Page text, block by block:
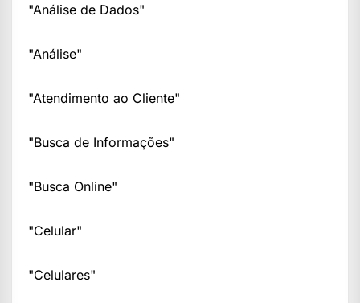
"Análise de Dados"
"Análise"
"Atendimento ao Cliente"
"Busca de Informações"
"Busca Online"
"Celular"
"Celulares"